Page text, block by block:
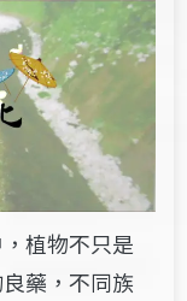
植物不只是
藥，不同族